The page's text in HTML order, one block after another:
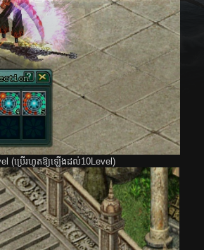
(ប្រើ​រហូត​ឱ្យ​ឡើង​ដល់10Level)